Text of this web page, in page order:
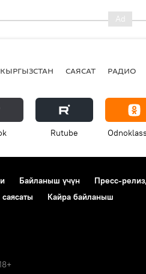
КЫРГЫЗСТАН САЯСАТ РАДИО
Rutube
Байланыш үчүн Пресс-
Кайра байланыш